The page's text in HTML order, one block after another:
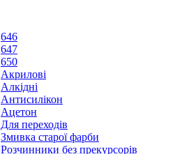
646
647
650
Акрилові
Алкідні
Антисилікон
Ацетон
Для переходів
Змивка старої фарби
Розчинники без прекурсорів